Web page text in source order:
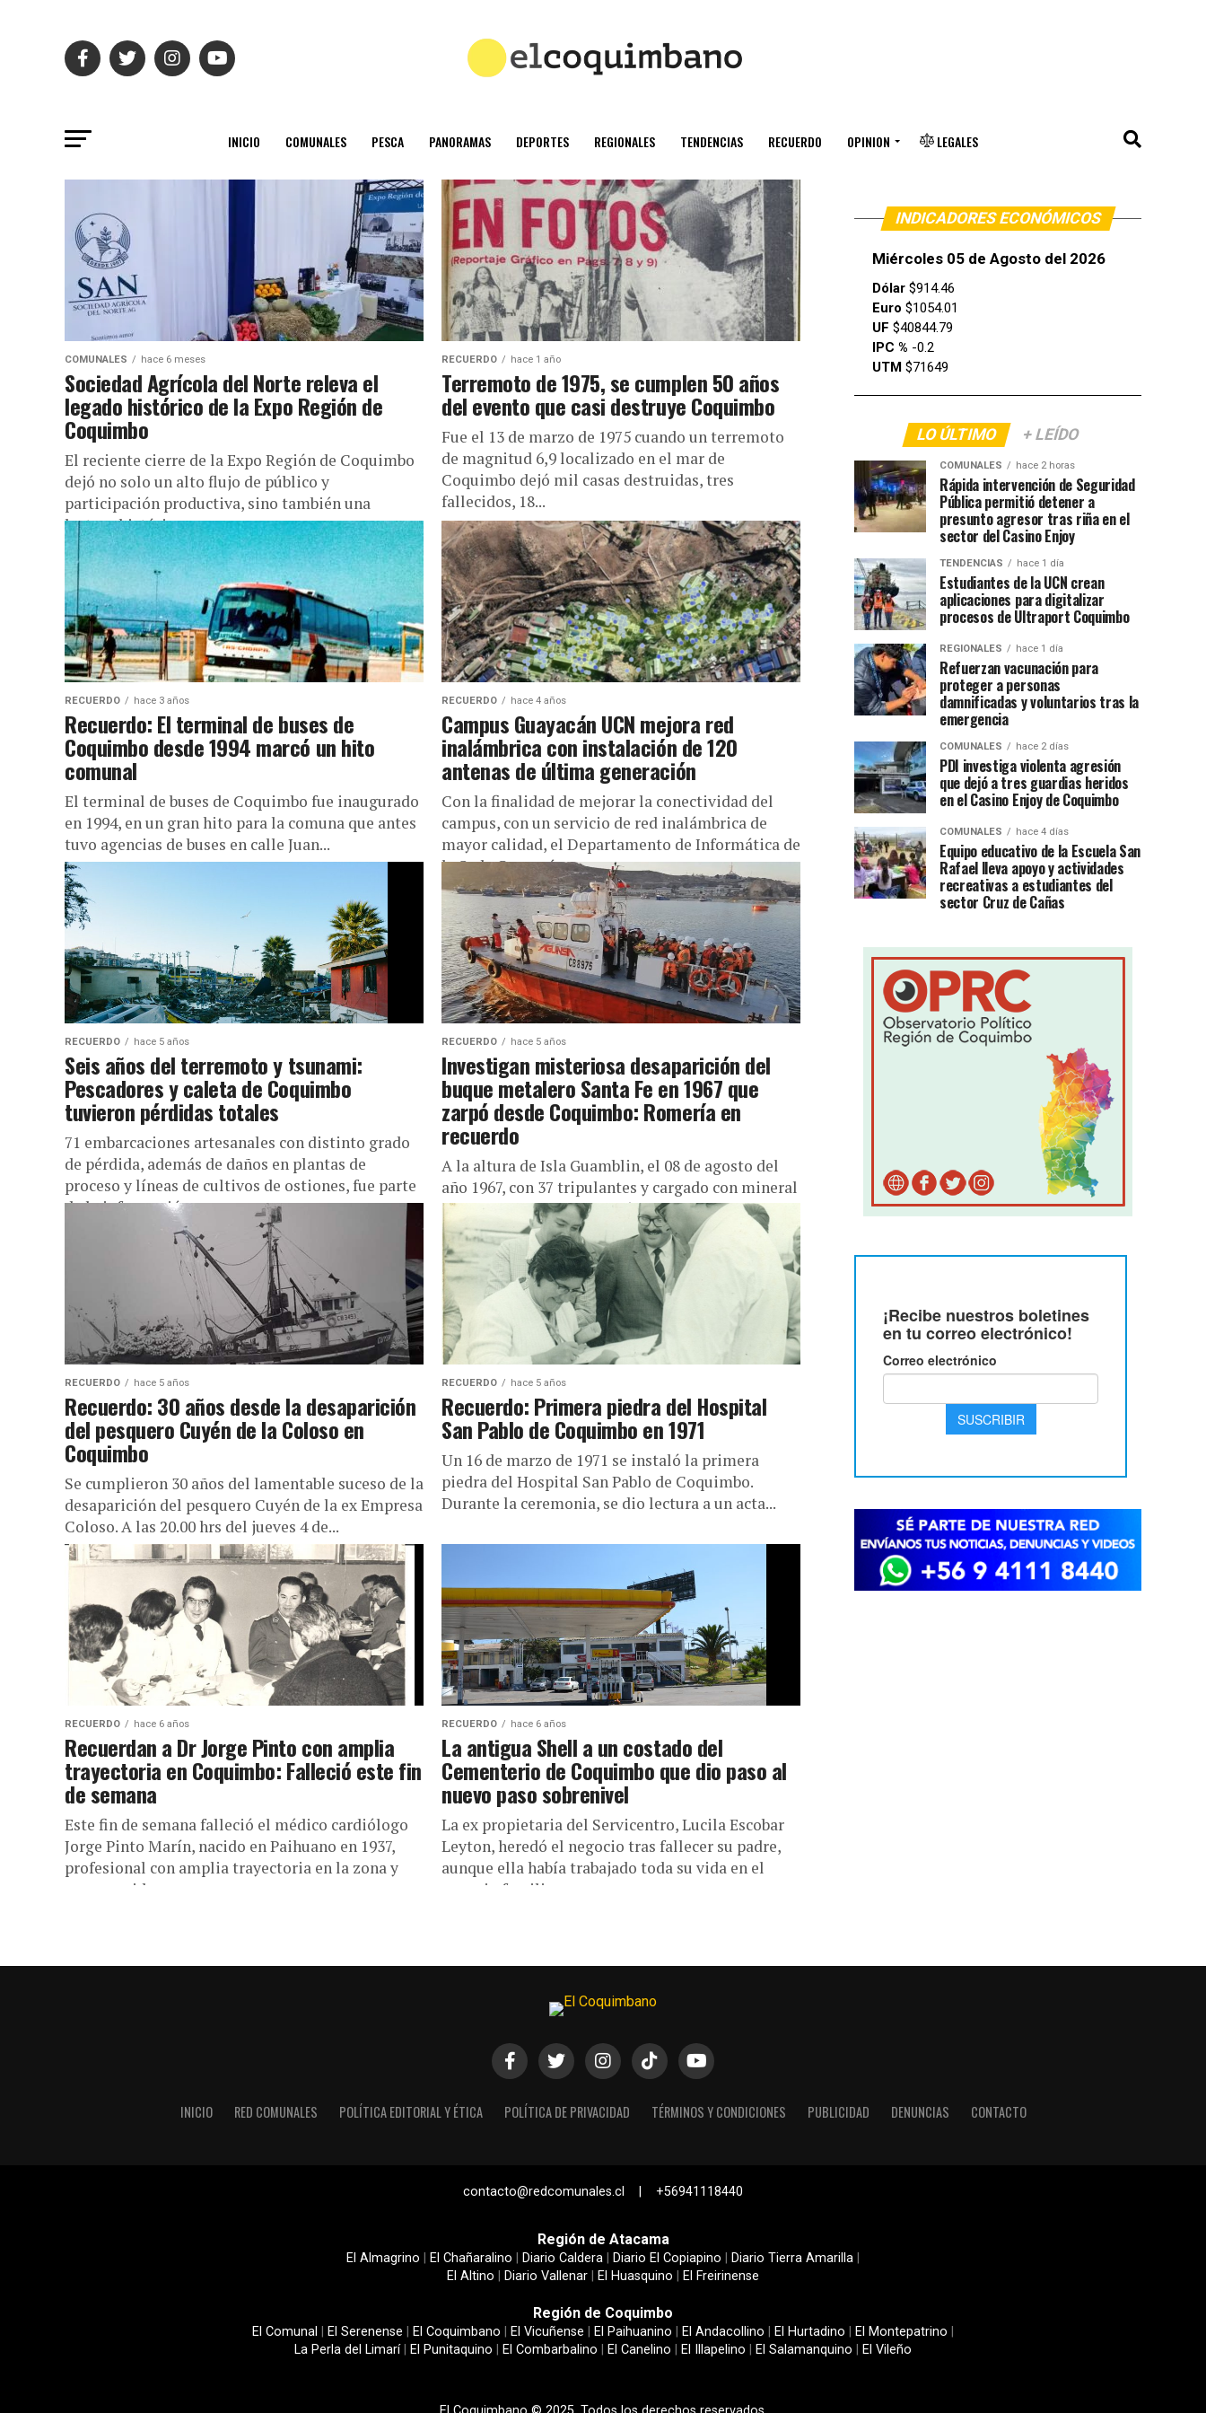
INICIO COMUNALES PESCA PANORAMAS DEPORTES REGIONALES TENDENCIAS RECUERDO OPINION LEGALES
COMUNALES hace 6 meses
Sociedad Agrícola del Norte releva el
legado histórico de la Expo Región de
Coquimbo
El reciente cierre de la Expo Región de Coquimbo
dejó no solo un alto flujo de público y
participación productiva, sino también una
lectura histórica que...
RECUERDO hace 1 año
Terremoto de 1975, se cumplen 50 años
del evento que casi destruye Coquimbo
Fue el 13 de marzo de 1975 cuando un terremoto
de magnitud 6,9 localizado en el mar de
Coquimbo dejó mil casas destruidas, tres
fallecidos, 18...
RECUERDO hace 3 años
Recuerdo: El terminal de buses de
Coquimbo desde 1994 marcó un hito
comunal
El terminal de buses de Coquimbo fue inaugurado
en 1994, en un gran hito para la comuna que antes
tuvo agencias de buses en calle Juan...
RECUERDO hace 4 años
Campus Guayacán UCN mejora red
inalámbrica con instalación de 120
antenas de última generación
Con la finalidad de mejorar la conectividad del
campus, con un servicio de red inalámbrica de
mayor calidad, el Departamento de Informática de
la Sede Guayacán,...
RECUERDO hace 5 años
Seis años del terremoto y tsunami:
Pescadores y caleta de Coquimbo
tuvieron pérdidas totales
71 embarcaciones artesanales con distinto grado
de pérdida, además de daños en plantas de
proceso y líneas de cultivos de ostiones, fue parte
de la información...
RECUERDO hace 5 años
Investigan misteriosa desaparición del
buque metalero Santa Fe en 1967 que
zarpó desde Coquimbo: Romería en
recuerdo
A la altura de Isla Guamblin, el 08 de agosto del
año 1967, con 37 tripulantes y cargado con mineral
de Hierro, se establece su última...
RECUERDO hace 5 años
Recuerdo: 30 años desde la desaparición
del pesquero Cuyén de la Coloso en
Coquimbo
Se cumplieron 30 años del lamentable suceso de la
desaparición del pesquero Cuyén de la ex Empresa
Coloso. A las 20.00 hrs del jueves 4 de...
RECUERDO hace 5 años
Recuerdo: Primera piedra del Hospital
San Pablo de Coquimbo en 1971
Un 16 de marzo de 1971 se instaló la primera
piedra del Hospital San Pablo de Coquimbo.
Durante la ceremonia, se dio lectura a un acta...
RECUERDO hace 6 años
Recuerdan a Dr Jorge Pinto con amplia
trayectoria en Coquimbo: Falleció este fin
de semana
Este fin de semana falleció el médico cardiólogo
Jorge Pinto Marín, nacido en Paihuano en 1937,
profesional con amplia trayectoria en la zona y
muy querido...
RECUERDO hace 6 años
La antigua Shell a un costado del
Cementerio de Coquimbo que dio paso al
nuevo paso sobrenivel
La ex propietaria del Servicentro, Lucila Escobar
Leyton, heredó el negocio tras fallecer su padre,
aunque ella había trabajado toda su vida en el
negocio familiar,...
INDICADORES ECONÓMICOS
Miércoles 05 de Agosto del 2026
Dólar $914.46
Euro $1054.01
UF $40844.79
IPC % -0.2
UTM $71649
LO ÚLTIMO + LEÍDO
COMUNALES hace 2 horas
Rápida intervención de Seguridad
Pública permitió detener a
presunto agresor tras riña en el
sector del Casino Enjoy
TENDENCIAS hace 1 día
Estudiantes de la UCN crean
aplicaciones para digitalizar
procesos de Ultraport Coquimbo
REGIONALES hace 1 día
Refuerzan vacunación para
proteger a personas
damnificadas y voluntarios tras la
emergencia
COMUNALES hace 2 días
PDI investiga violenta agresión
que dejó a tres guardias heridos
en el Casino Enjoy de Coquimbo
COMUNALES hace 4 días
Equipo educativo de la Escuela San
Rafael lleva apoyo y actividades
recreativas a estudiantes del
sector Cruz de Cañas
INICIO RED COMUNALES POLÍTICA EDITORIAL Y ÉTICA POLÍTICA DE PRIVACIDAD TÉRMINOS Y CONDICIONES PUBLICIDAD DENUNCIAS CONTACTO
contacto@redcomunales.cl | +56941118440
Región de Atacama
El Almagrino El Chañaralino Diario Caldera Diario El Copiapino Diario Tierra Amarilla
El Altino
Diario Vallenar El Huasquino El Freirinense
Región de Coquimbo
El Comunal El Serenense El Coquimbano El Vicuñense El Paihuanino El Andacollino El Hurtadino El Montepatrino
La Perla del Limarí| El Punitaquino El Combarbalino El Canelino El Illapelino El Salamanquino El Vileño